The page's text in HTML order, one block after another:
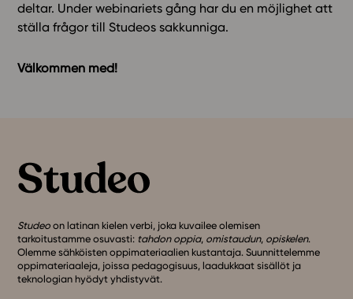
deltar. Under webinariets gång har du en möjlighet att
ställa frågor till Studeos sakkunniga.
Välkommen med!
Studeo on latinan kielen verbi, joka kuvailee olemisen
tarkoitustamme osuvasti: tahdon oppia, omistaudun, opiskelen.
Olemme sähköisten oppimateriaalien kustantaja. Suunnittelemme
oppimateriaaleja, joissa pedagogisuus, laadukkaat sisällöt ja
teknologian hyödyt yhdistyvät.